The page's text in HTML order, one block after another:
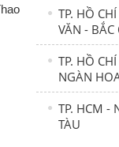
TP. HỒ
VĂN - BẮC
TP. HỒ
NGÀN
TP. HCM -
TÀU